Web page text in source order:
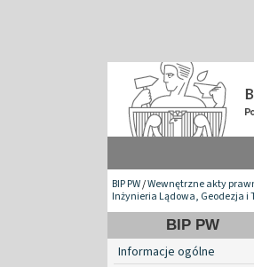
BIP PW/Wewnętrzne akty
Inżynieria Lądowa, Geodezja i
BIP PW
Informacje ogólne